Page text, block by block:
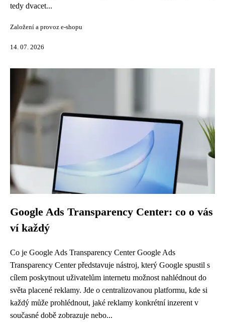
tedy dvacet...
Založení a provoz e-shopu
14. 07. 2026
Google Ads Transparency Center: co o vás
ví každý
Co je Google Ads Transparency Center Google Ads
Transparency Center představuje nástroj, který Google spustil s
cílem poskytnout uživatelům internetu možnost nahlédnout do
světa placené reklamy. Jde o centralizovanou platformu, kde si
každý může prohlédnout, jaké reklamy konkrétní inzerent v
současné době zobrazuje nebo...